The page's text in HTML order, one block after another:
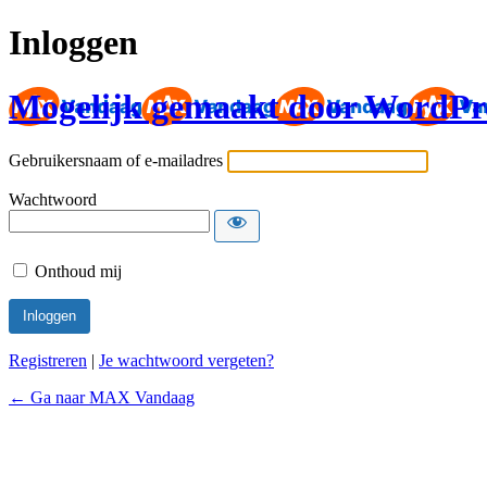
Inloggen
Mogelijk gemaakt door
Gebruikersnaam of e-mailadres
Wachtwoord
Onthoud mij
Registreren | Je wachtwoord vergeten?
← Ga naar MAX Vandaag